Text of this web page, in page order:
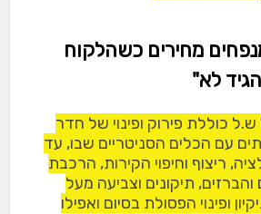
מחירים כשהלקוח
לא"
כוללת פירוק ופינוי של חדר
עם הכלים הסניטריים שבו, עד
ריצוף וחיפוי הקירות, הרכבת
תיקונים וצביעה מעל
ופינוי הפסולת בסיום ואפילו